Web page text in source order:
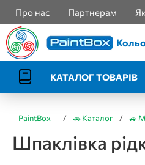
Про нас Партнерам
КАТАЛОГ ТОВАРІВ
PaintBox / 🚗 Каталог / 🚙
Шпаклівка